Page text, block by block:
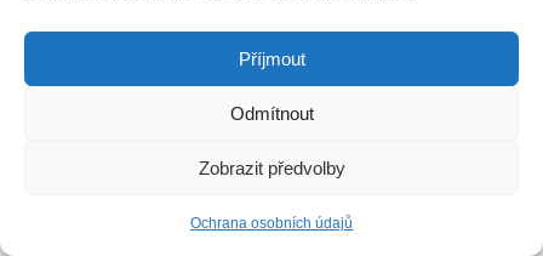
Příjmout
Odmítnout
Zobrazit předvolby
Ochrana osobních údajů